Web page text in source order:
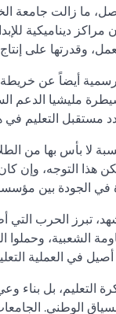
ما زالت جامعة
مراكز ديناميكية
وقدرتها على
أيضاً عن
مليشيا الدعم
مستقبل التعليم
لا بأس بها من
هذا التوجه،
في الجودة بين
تبرز الحرب التي
الشعبية،
في العملية
بل بناء
الوطني.